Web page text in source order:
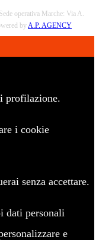
operativa Marche: Via A.
by A.P. AGENCY
profilazione.
i cookie
senza accettare.
dati personali
e